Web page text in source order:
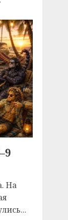
На